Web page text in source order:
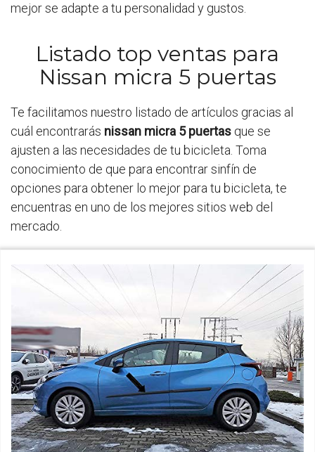
mejor se adapte a tu personalidad y gustos.
Listado top ventas para
Nissan micra 5 puertas
Te facilitamos nuestro listado de artículos gracias al
cuál encontrarás nissan micra 5 puertas que se
ajusten a las necesidades de tu bicicleta. Toma
conocimiento de que para encontrar sinfín de
opciones para obtener lo mejor para tu bicicleta, te
encuentras en uno de los mejores sitios web del
mercado.